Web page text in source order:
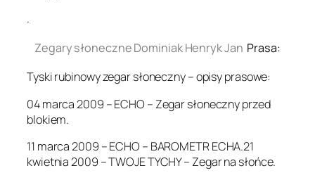
.
Zegary słoneczne Dominiak Henryk Jan Prasa:
Tyski rubinowy zegar słoneczny – opisy prasowe:
04 marca 2009 – ECHO – Zegar słoneczny przed
blokiem.
11 marca 2009 – ECHO – BAROMETR ECHA.21
kwietnia 2009 – TWOJE TYCHY – Zegar na słońce.